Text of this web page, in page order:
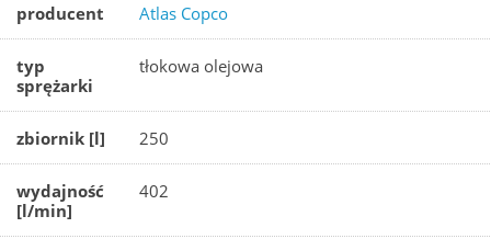
producent Atlas Copco
typ
sprężarki
tłokowa olejowa
zbiornik [l] 250
wydajność
[l/min]
402